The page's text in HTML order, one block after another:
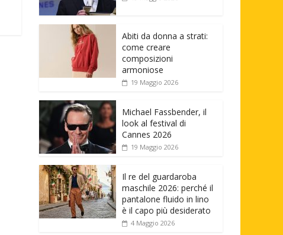
Abiti da donna a strati:
come creare
composizioni
armoniose
19 Maggio 2026
Michael Fassbender, il
look al festival di
Cannes 2026
19 Maggio 2026
Il re del guardaroba
maschile 2026: perché il
pantalone fluido in lino
è il capo più desiderato
4 Maggio 2026